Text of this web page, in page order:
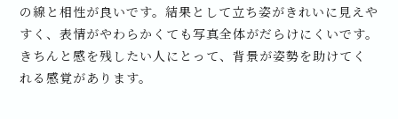
の線と相性が良いです。結果として立ち姿がきれいに見えや
すく、表情がやわらかくても写真全体がだらけにくいです。
きちんと感を残したい人にとって、背景が姿勢を助けてく
れる感覚があります。